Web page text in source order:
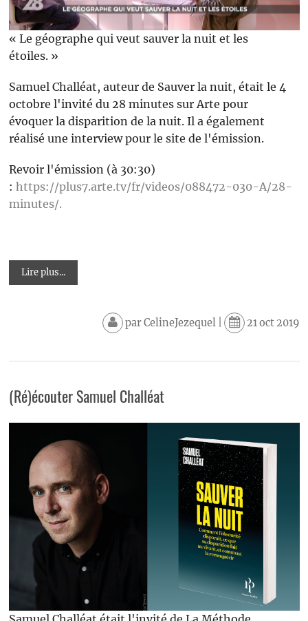
« Le géographe qui veut sauver la nuit et les
étoiles. »
Samuel Challéat, auteur de Sauver la nuit, était le 4
octobre l'invité du 28 minutes sur Arte pour
évoquer la disparition de la nuit. Il a également
réalisé une interview pour le site de l'émission.
Revoir l'émission (à 30:30)
: https://plus7.arte.tv/fr/videos/088472-030-A/28-
minutes/.
Lire plus...
parCelineJezequel| 21 oct 2019
(Ré)écouter Samuel Challéat